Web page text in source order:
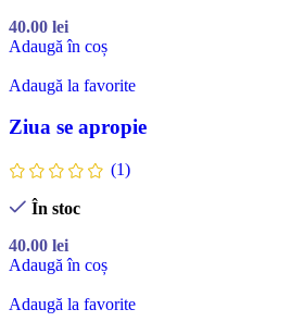
40.00 lei
Adaugă în coș
Adaugă la favorite
Ziua se apropie
(1)
În stoc
40.00 lei
Adaugă în coș
Adaugă la favorite